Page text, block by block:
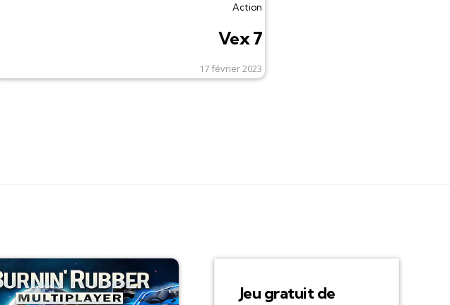
Action
Vex 7
17 février 2023
Jeu gratuit de